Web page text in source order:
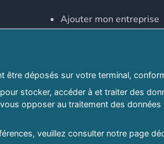
Ajouter mon entreprise
Explorer par secteurs
Explorer par willayas
déposés sur votre terminal,
stocker, accéder à et traiter des
opposer au traitement des
veuillez consulter notre page